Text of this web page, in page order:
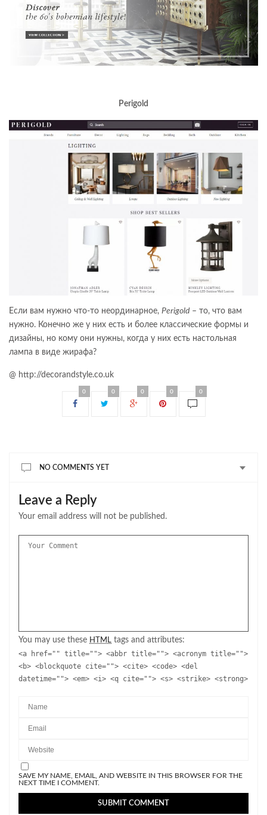
Perigold
Если вам нужно что-то неординарное, Perigold – то, что вам
нужно. Конечно же у них есть и более классические формы и
дизайны, но кому они нужны, когда у них есть настольная
лампа в виде жирафа?
@ http://decorandstyle.co.uk
0 0 0 0 0
NO COMMENTS YET
Leave a Reply
Your email address will not be published.
You may use these HTML tags and attributes:
<a href="" title=""> <abbr title=""> <acronym title="">
<b> <blockquote cite=""> <cite> <code> <del
datetime=""> <em> <i> <q cite=""> <s> <strike> <strong>
SAVE MY NAME, EMAIL, AND WEBSITE IN THIS BROWSER FOR THE
NEXT TIME I COMMENT.